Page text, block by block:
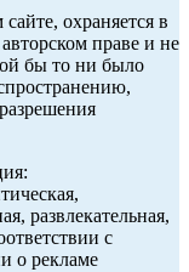
охраняется в
праве и не
бы то ни было
развлекательная,
с
о рекламе